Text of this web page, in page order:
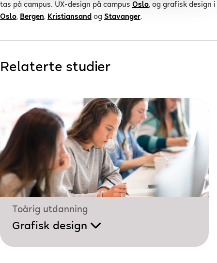
tas på campus. UX-design på campus Oslo, og grafisk design i
Oslo, Bergen, Kristiansand og Stavanger.
Relaterte studier
Toårig utdanning
Grafisk design